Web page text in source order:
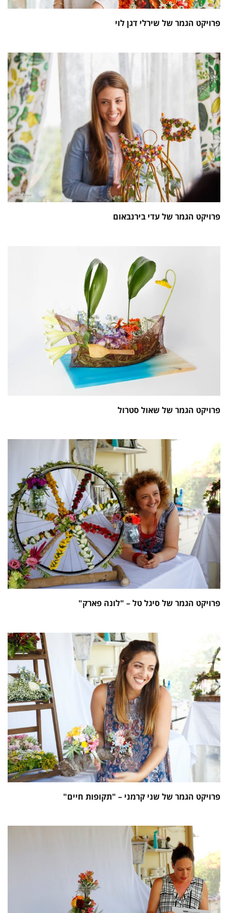
פרויקט הגמר של שירלי דגן לוי
פרויקט הגמר של עדי בירנבאום
פרויקט הגמר של שאול סטרול
פרויקט הגמר של סיגל טל – "לונה פארק"
פרויקט הגמר של שני קרמני – "תקופות חיים"